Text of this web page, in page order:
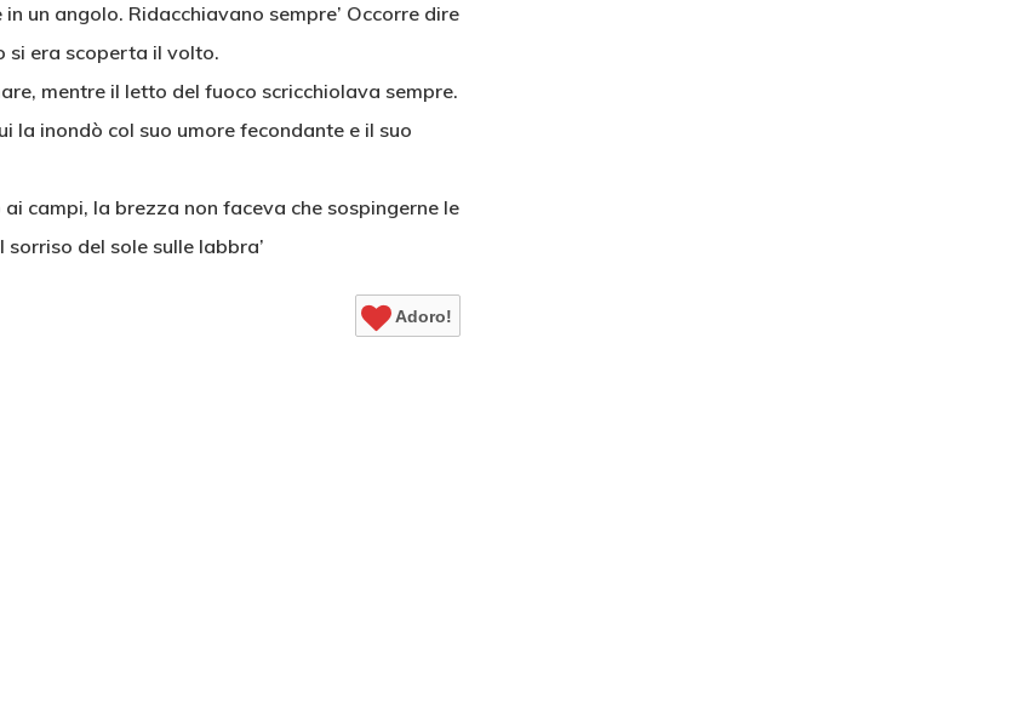
un angolo. Ridacchiavano sempre’ Occorre dire
si era scoperta il volto.
mentre il letto del fuoco scricchiolava sempre.
la inondò col suo umore fecondante e il suo
campi, la brezza non faceva che sospingerne le
del sole sulle labbra’
Adoro!